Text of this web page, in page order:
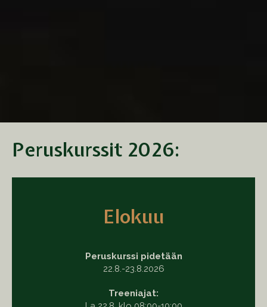
Peruskurssit 2026:
Elokuu
Peruskurssi pidetään
22.8.-23.8.2026
Treeniajat: